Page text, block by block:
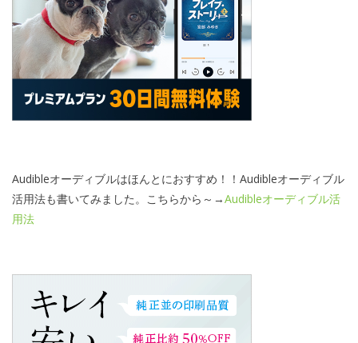
Audibleオーディブルはほんとにおすすめ！！Audibleオーディブル
活用法も書いてみました。こちらから～→Audibleオーディブル活
用法